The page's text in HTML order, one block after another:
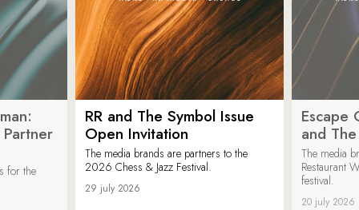
Partner
for the
RR and The Symbol Issue
Open Invitation
The media brands are partners to the
2026 Chess & Jazz Festival.
29 july 2026
Escape
and
The media
Restaurant
festival.
20 july 2026